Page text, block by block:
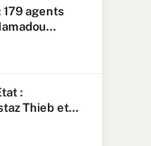
179 agents
explications
:
Thieb et